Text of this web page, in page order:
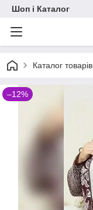
Шоп і Каталог
Каталог товарів
–12%